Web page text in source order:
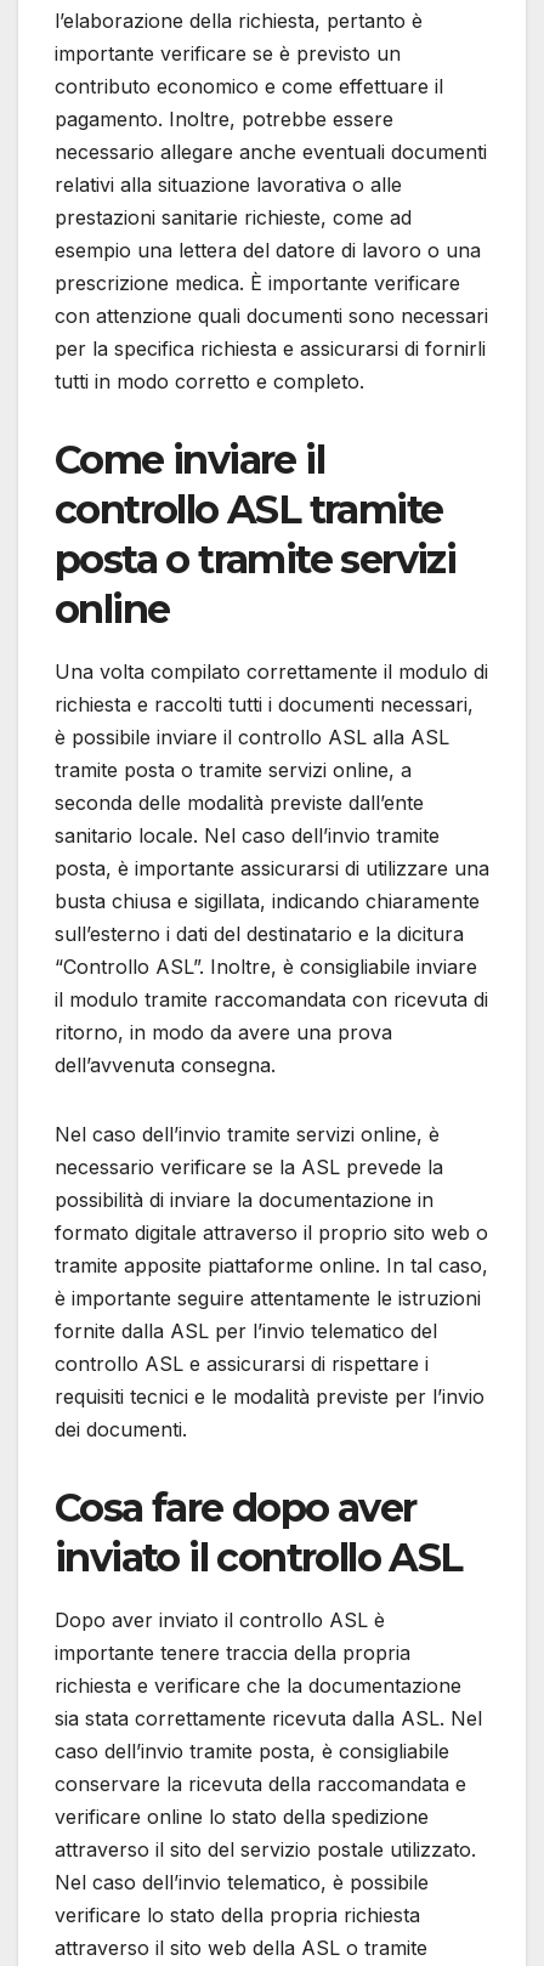
l’elaborazione della richiesta, pertanto è
importante verificare se è previsto un
contributo economico e come effettuare il
pagamento. Inoltre, potrebbe essere
necessario allegare anche eventuali documenti
relativi alla situazione lavorativa o alle
prestazioni sanitarie richieste, come ad
esempio una lettera del datore di lavoro o una
prescrizione medica. È importante verificare
con attenzione quali documenti sono necessari
per la specifica richiesta e assicurarsi di fornirli
tutti in modo corretto e completo.
Come inviare il
controllo ASL tramite
posta o tramite servizi
online
Una volta compilato correttamente il modulo di
richiesta e raccolti tutti i documenti necessari,
è possibile inviare il controllo ASL alla ASL
tramite posta o tramite servizi online, a
seconda delle modalità previste dall’ente
sanitario locale. Nel caso dell’invio tramite
posta, è importante assicurarsi di utilizzare una
busta chiusa e sigillata, indicando chiaramente
sull’esterno i dati del destinatario e la dicitura
“Controllo ASL”. Inoltre, è consigliabile inviare
il modulo tramite raccomandata con ricevuta di
ritorno, in modo da avere una prova
dell’avvenuta consegna.
Nel caso dell’invio tramite servizi online, è
necessario verificare se la ASL prevede la
possibilità di inviare la documentazione in
formato digitale attraverso il proprio sito web o
tramite apposite piattaforme online. In tal caso,
è importante seguire attentamente le istruzioni
fornite dalla ASL per l’invio telematico del
controllo ASL e assicurarsi di rispettare i
requisiti tecnici e le modalità previste per l’invio
dei documenti.
Cosa fare dopo aver
inviato il controllo ASL
Dopo aver inviato il controllo ASL è
importante tenere traccia della propria
richiesta e verificare che la documentazione
sia stata correttamente ricevuta dalla ASL. Nel
caso dell’invio tramite posta, è consigliabile
conservare la ricevuta della raccomandata e
verificare online lo stato della spedizione
attraverso il sito del servizio postale utilizzato.
Nel caso dell’invio telematico, è possibile
verificare lo stato della propria richiesta
attraverso il sito web della ASL o tramite